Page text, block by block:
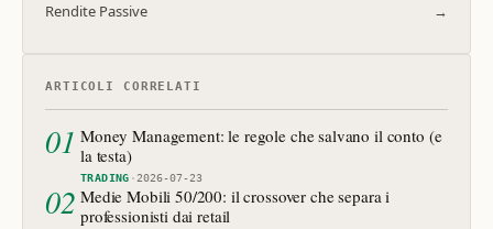
Rendite Passive →
ARTICOLI CORRELATI
01 Money Management: le regole che salvano il conto (e
la testa)
TRADING ·2026-07-23
02 Medie Mobili 50/200: il crossover che separa i
professionisti dai retail